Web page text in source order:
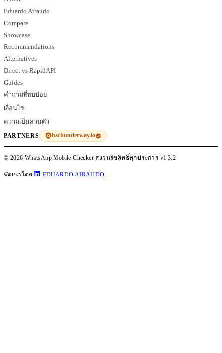
Eduardo Airaudo
Compare
Showcase
Recommendations
Alternatives
Direct vs RapidAPI
Guides
คำถามที่พบบ่อย
เงื่อนไข
ความเป็นส่วนตัว
PARTNERS hackunderway.io
© 2026 WhatsApp Mobile Checker สงวนลิขสิทธิ์ทุกประการ v1.3.2
พัฒนาโดย EDUARDO AIRAUDO